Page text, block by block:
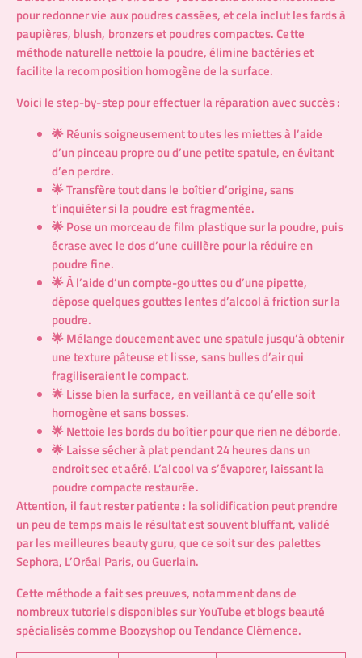
pour redonner vie aux poudres cassées, et cela inclut les fards à
paupières, blush, bronzers et poudres compactes. Cette
méthode naturelle nettoie la poudre, élimine bactéries et
facilite la recomposition homogène de la surface.
Voici le step-by-step pour effectuer la réparation avec succès :
🌟 Réunis soigneusement toutes les miettes à l’aide
d’un pinceau propre ou d’une petite spatule, en évitant
d’en perdre.
🌟 Transfère tout dans le boîtier d’origine, sans
t’inquiéter si la poudre est fragmentée.
🌟 Pose un morceau de film plastique sur la poudre, puis
écrase avec le dos d’une cuillère pour la réduire en
poudre fine.
🌟 À l’aide d’un compte-gouttes ou d’une pipette,
dépose quelques gouttes lentes d’alcool à friction sur la
poudre.
🌟 Mélange doucement avec une spatule jusqu’à obtenir
une texture pâteuse et lisse, sans bulles d’air qui
fragiliseraient le compact.
🌟 Lisse bien la surface, en veillant à ce qu’elle soit
homogène et sans bosses.
🌟 Nettoie les bords du boîtier pour que rien ne déborde.
🌟 Laisse sécher à plat pendant 24 heures dans un
endroit sec et aéré. L’alcool va s’évaporer, laissant la
poudre compacte restaurée.
Attention, il faut rester patiente : la solidification peut prendre
un peu de temps mais le résultat est souvent bluffant, validé
par les meilleures beauty guru, que ce soit sur des palettes
Sephora, L’Oréal Paris, ou Guerlain.
Cette méthode a fait ses preuves, notamment dans de
nombreux tutoriels disponibles surYouTubeet blogs beauté
spécialisés comme BoozyshopouTendance Clémence.